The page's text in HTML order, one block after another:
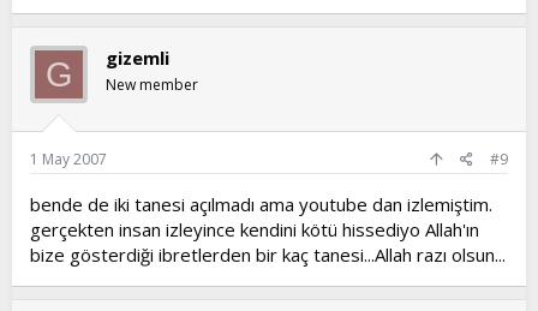
G gizemli
New member
1 May 2007 #9
bende de iki tanesi açılmadı ama youtube dan izlemiştim.
gerçekten insan izleyince kendini kötü hissediyo Allah'ın
bize gösterdiği ibretlerden bir kaç tanesi...Allah razı olsun...